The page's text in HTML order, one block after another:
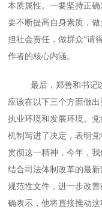
本质属性。一要坚持正
要不断提高自身素质，
担社会责任，做群众“请
作者的核心内涵。
最后，郑善和书记
应该在以下三个方面做
执业环境和发展环境。
机制写进了决定，表明
贯彻这一精神，今年，
结合司法体制改革的最
规范性文件，进一步改
确表示，他将直接推动